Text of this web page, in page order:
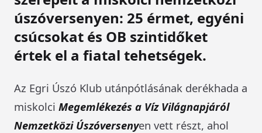
úszóversenyen: 25 érmet, egyéni
csúcsokat és OB szintidőket
értek el a fiatal tehetségek.
Az Egri Úszó Klub utánpótlásának derékhada a
miskolci Megemlékezés a Víz Világnapjáról
Nemzetközi Úszóversenyen vett részt, ahol